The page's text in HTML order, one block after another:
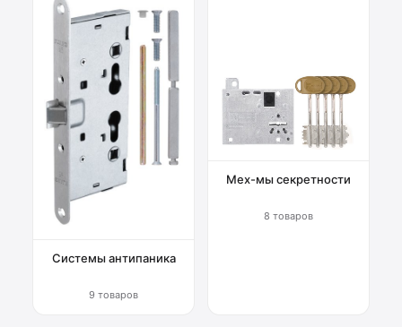
Системы антипаника
9 товаров
Мех-мы секретности
8 товаров